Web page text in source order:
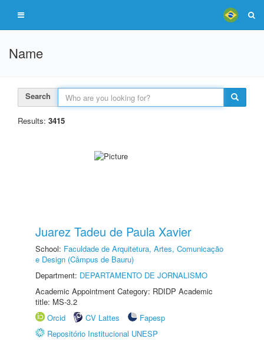
Name
Search
Results: 3415
Juarez Tadeu de Paula Xavier
School: Faculdade de Arquitetura, Artes, Comunicação
e Design (Câmpus de Bauru)
Department: DEPARTAMENTO DE JORNALISMO
Academic Appointment Category: RDIDP Academic
title: MS-3.2
Orcid
CV Lattes
Fapesp
Repositório Institucional UNESP